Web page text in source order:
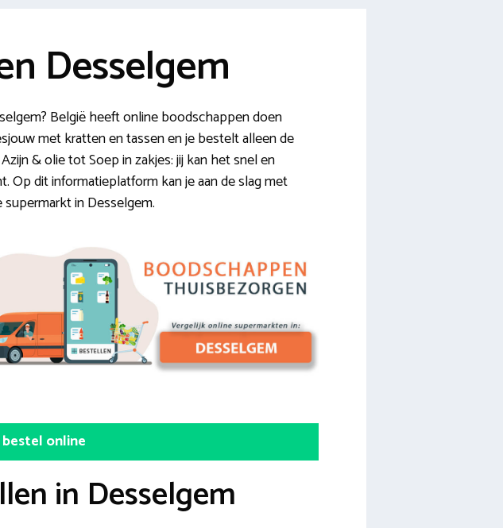
Desselgem
België heeft online boodschappen doen
met kratten en tassen en je bestelt alleen de
& olie tot Soep in zakjes: jij kan het snel en
dit informatieplatform kan je aan de slag met
in Desselgem.
online
in Desselgem